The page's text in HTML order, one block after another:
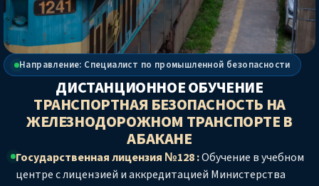
Направление: Специалист по промышленной безопасности
ДИСТАНЦИОННОЕ ОБУЧЕНИЕ
ТРАНСПОРТНАЯ БЕЗОПАСНОСТЬ НА
ЖЕЛЕЗНОДОРОЖНОМ ТРАНСПОРТЕВ
АБАКАНЕ
Государственная лицензия №128 :Обучение в учебном
центре с лицензией и аккредитацией Министерства